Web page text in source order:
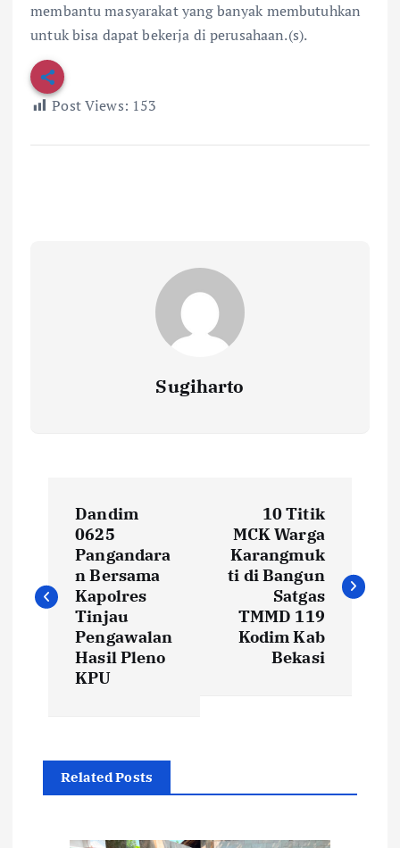
membantu masyarakat yang banyak membutuhkan
untuk bisa dapat bekerja di perusahaan.(s).
Post Views: 153
Sugiharto
v
s
Dandim
0625
Pangandara
n Bersama
Kapolres
Tinjau
Pengawalan
Hasil Pleno
KPU
10 Titik
MCK Warga
Karangmuk
ti di Bangun
Satgas
TMMD 119
Kodim Kab
Bekasi
Related Posts